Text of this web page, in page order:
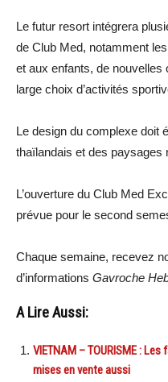
Le futur resort intégrera
de Club Med, notamment
et aux enfants, de nouvelles
large choix d’activités
Le design du complexe doit
thaïlandais et des paysages
L’ouverture du Club Med
prévue pour le second
Chaque semaine, recevez
d’informations Gavroche
A Lire Aussi:
VIETNAM – TOURISME :
mises en vente aussi